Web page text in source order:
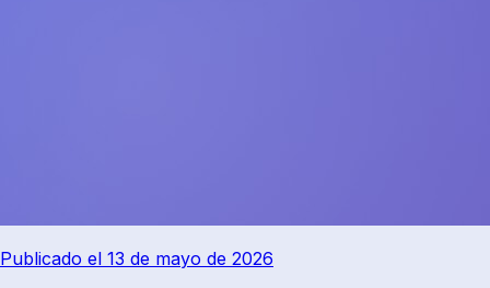
Publicado el 13 de mayo de 2026